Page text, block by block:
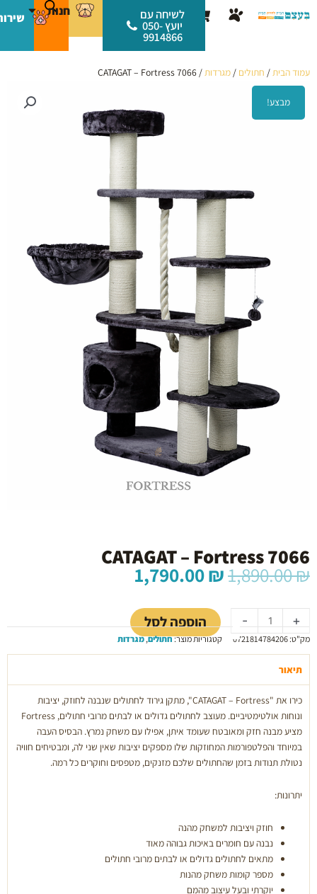
לתוכן
עגלת
קניות
לשיחה עם
יועץ 050-
9914866
חנות
עמוד הבית/ חתולים / מגרדות/ CATAGAT – Fortress 7066
מבצע!
CATAGAT – Fortress 7066
1,890.00₪ המחיר
המקורי
היה:
1,890.00 ₪.
1,790.00₪
הוא:
1,790.00 ₪. -
של
CATAGAT
-
Fortress
+ הוספה לסל
מק"ט:0721814784206 קטגוריות מוצר:חתולים,מגרדות
תיאור
כירו את "CATAGAT – Fortress", מתקן גירוד לחתולים שנבנה לחוזק, יציבות
ונוחות אולטימטיביים. מעוצב לחתולים גדולים או לבתים מרובי חתולים, Fortress
מציע מבנה חזק ומאובטח שעומד איתן, אפילו עם משחק נמרץ. הבסיס העבה
במיוחד והפלטפורמות המחוזקות שלו מספקים יציבות שאין שני לה, ומבטיחים חוויה
נטולת תנודות בזמן שהחתולים שלכם מזנקים, מטפסים וחוקרים כל רמה.
יתרונות:
חוזק ויציבות למשחק מהנה
נבנה עם חומרים באיכות גבוהה מאוד
מתאים לחתולים גדולים או לבתים מרובי חתולים
מספר קומות משחק מהנות
יוקרתי ובעל עיצוב מהמם